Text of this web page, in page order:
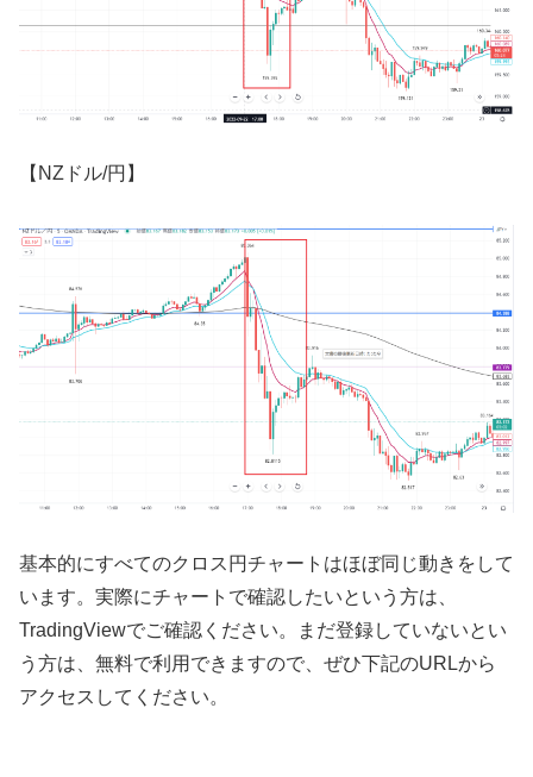
【 NZ ドル/円】
基本的にすべてのクロス円チャートはほぼ同じ動きをして
います。実際にチャートで確認したいという方は、
TradingViewでご確認ください。まだ登録していないとい
う方は、無料で利用できますので、ぜひ下記のURLから
アクセスしてください。